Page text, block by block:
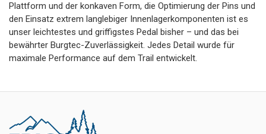
Plattform und der konkaven Form, die Optimierung der Pins und
den Einsatz extrem langlebiger Innenlagerkomponenten ist es
unser leichtestes und griffigstes Pedal bisher – und das bei
bewährter Burgtec-Zuverlässigkeit. Jedes Detail wurde für
maximale Performance auf dem Trail entwickelt.